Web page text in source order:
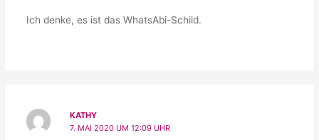
Ich denke, es ist das WhatsAbi-Schild.
KATHY
7. MAI 2020 UM 12:09 UHR